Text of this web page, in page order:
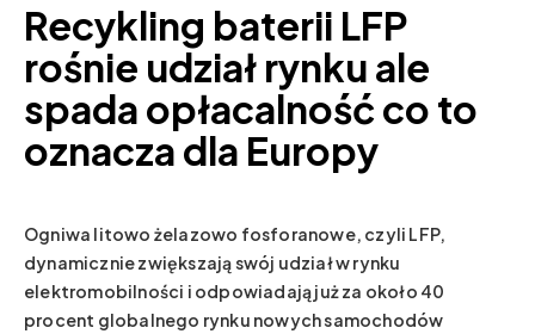
Recykling baterii LFP
rośnie udział rynku ale
spada opłacalność co to
oznacza dla Europy
Ogniwa litowo żelazowo fosforanowe, czyli LFP,
dynamicznie zwiększają swój udział w rynku
elektromobilności i odpowiadają już za około 40
procent globalnego rynku nowych samochodów